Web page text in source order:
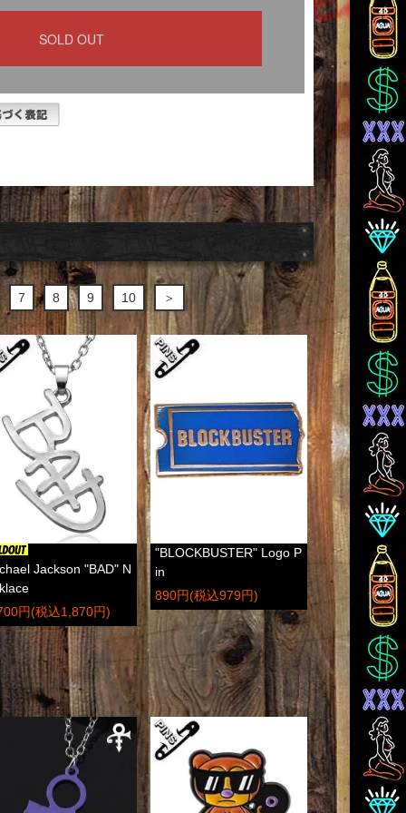
7 8 9 10 ＞
Jackson "BAD" N
円(税込1,870円)
"BLOCKBUSTER" Logo P
in
890円(税込979円)